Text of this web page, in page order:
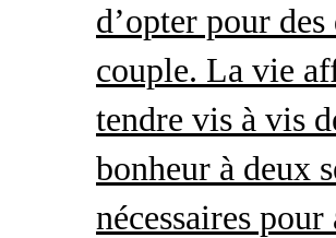
d’opter pour
couple. La vie
tendre vis à vis
bonheur à deux
nécessaires